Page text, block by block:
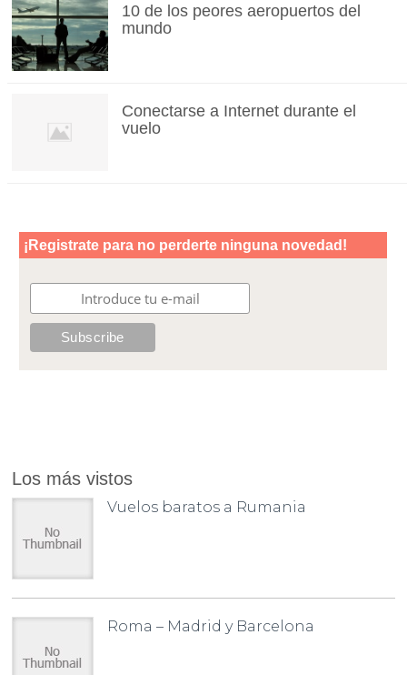
10 de los peores aeropuertos del
mundo
Conectarse a Internet durante el
vuelo
Los más vistos
Vuelos baratos a Rumania
Roma – Madrid y Barcelona